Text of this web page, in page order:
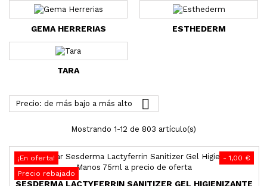
GEMA HERRERIAS ESTHEDERM
TARA
Precio: de más bajo a más alto 
Mostrando 1-12 de 803 artículo(s)
- 1,00 €
¡En oferta!
Precio rebajado
SESDERMA LACTYFERRIN SANITIZER GEL HIGIENIZANTE